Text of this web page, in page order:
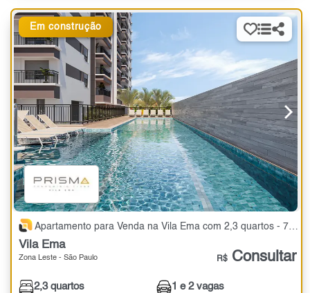
Em construção
Apartamento para Venda na Vila Ema com 2,3 quartos - 71 a 100 m²
Vila Ema
Zona Leste - São Paulo R$ Consultar
2,3 quartos 1 e 2 vagas